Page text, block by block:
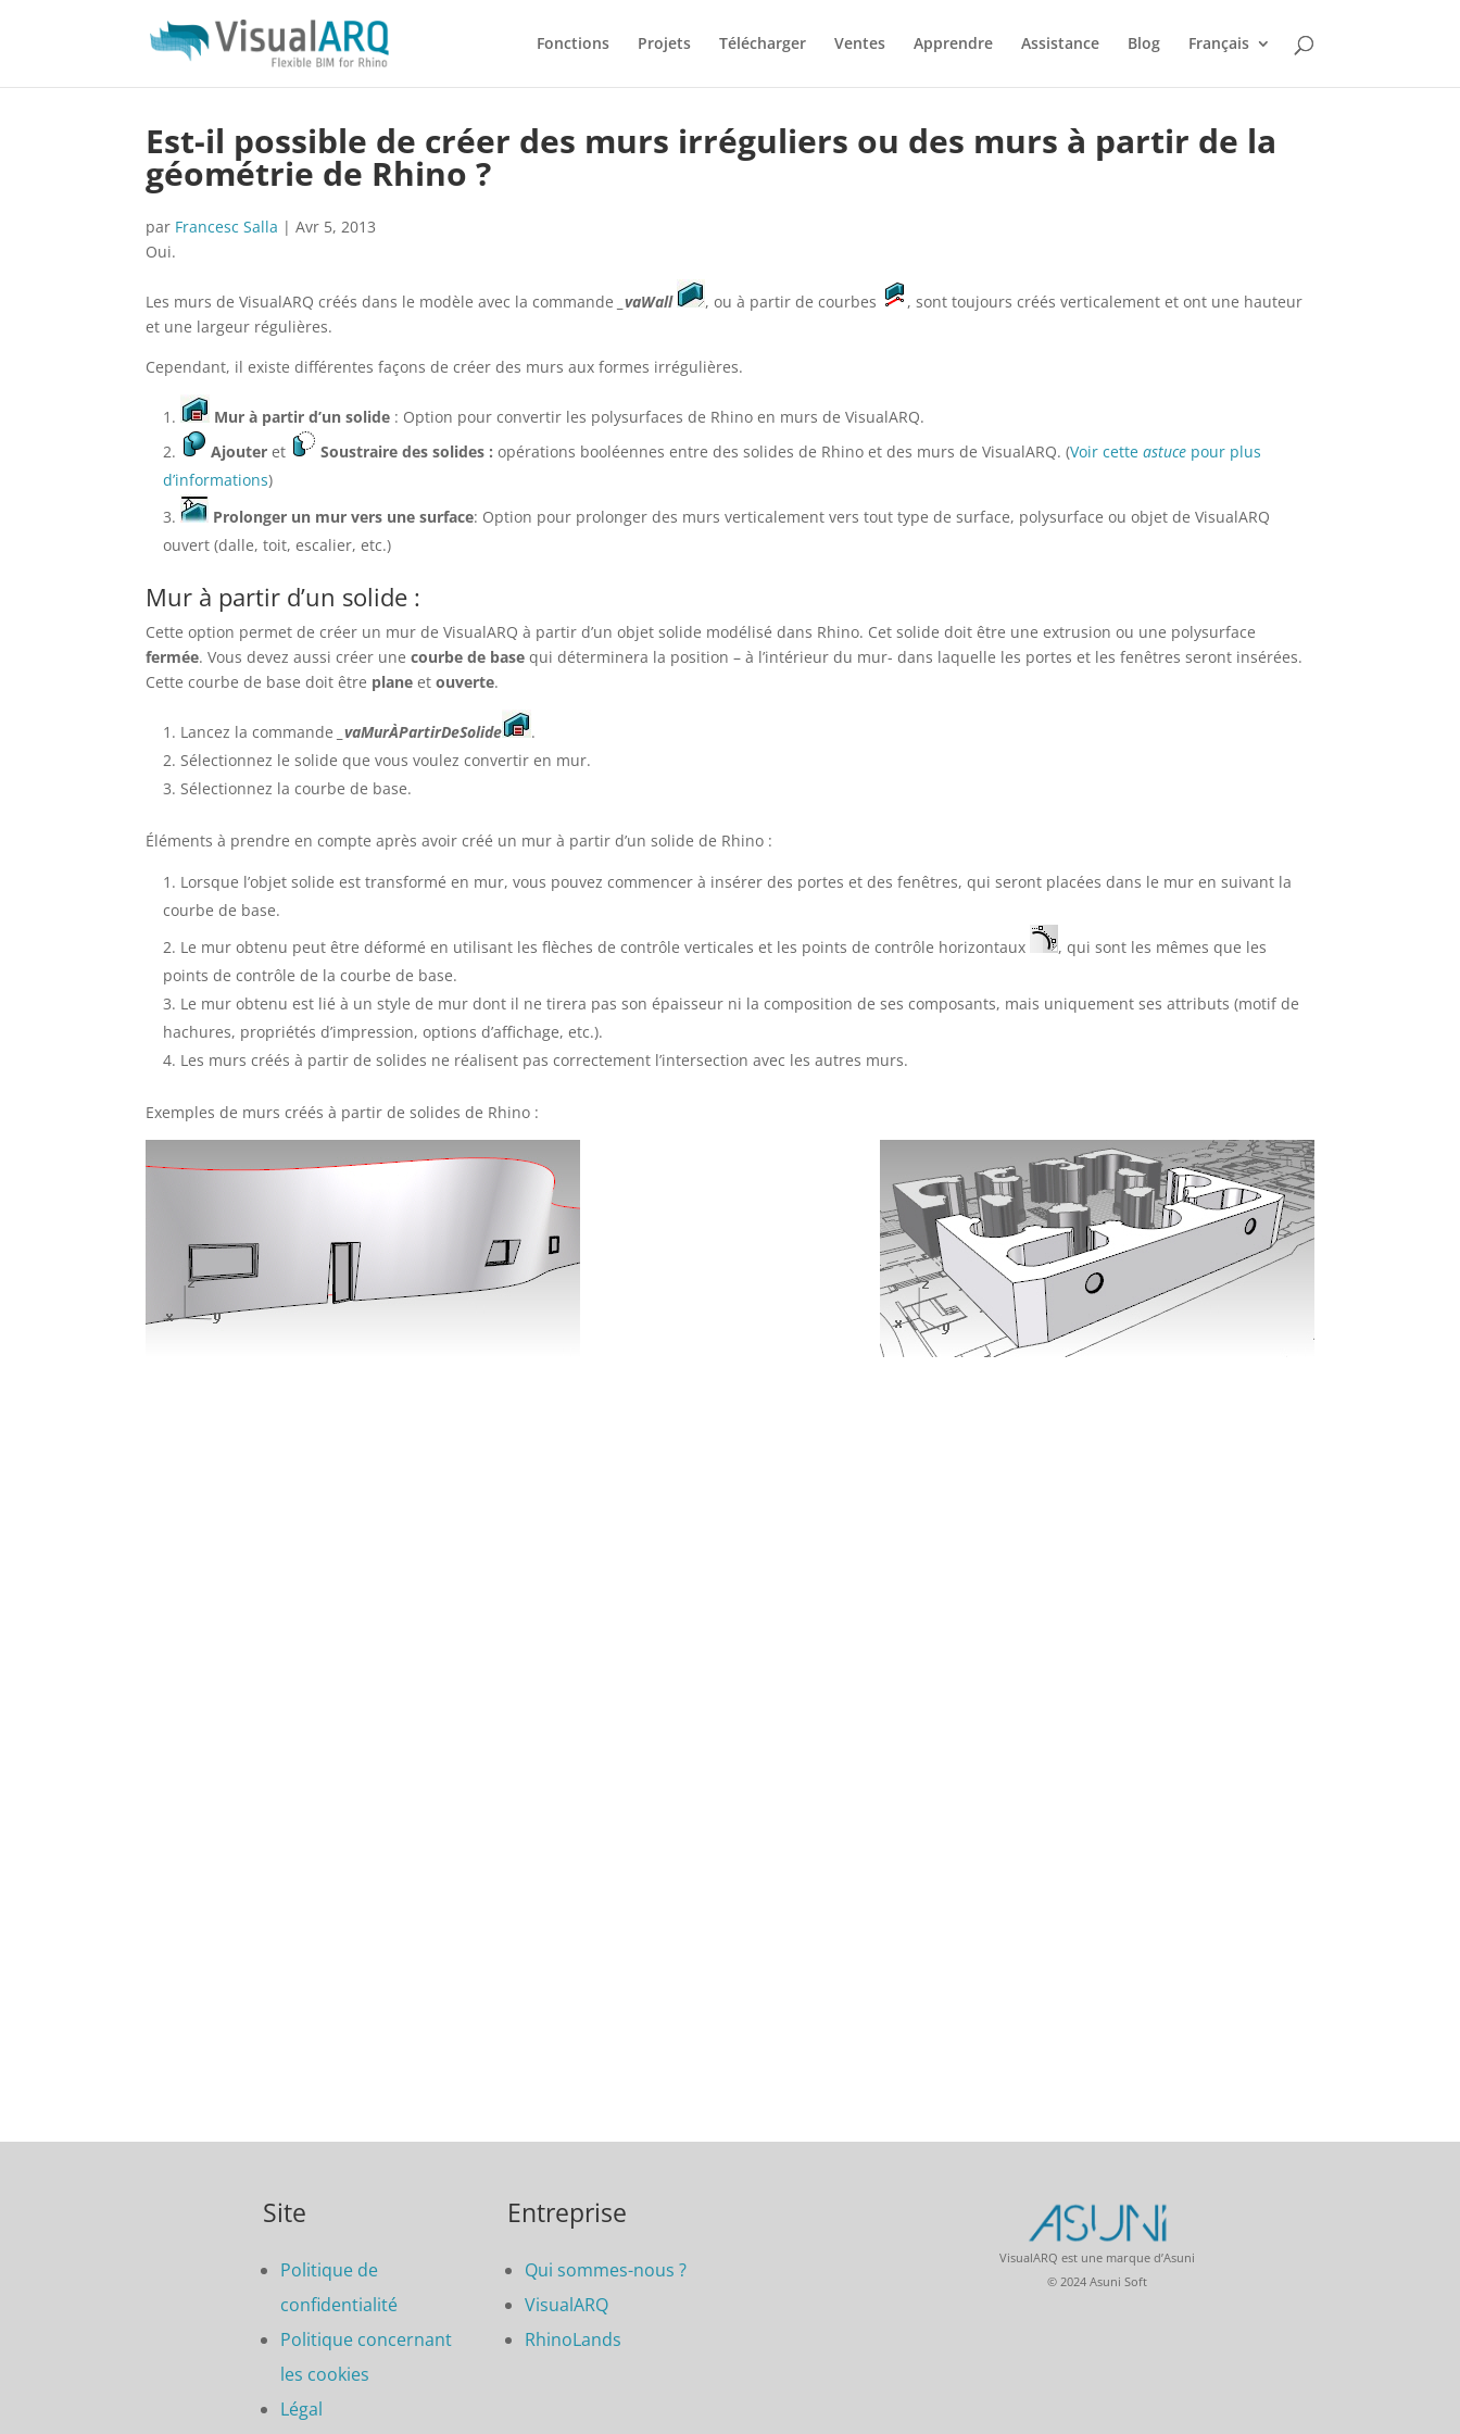
Fonctions Projets Télécharger Ventes Apprendre Assistance Blog Français
Est-il possible de créer des murs irréguliers ou des murs à partir de la
géométrie de Rhino ?
par Francesc Salla |Avr 5, 2013
Oui.
Les murs de VisualARQ créés dans le modèle avec la commande _vaWall , ou à partir de courbes
, sont toujours créés verticalement et ont une hauteur
et une largeur régulières.
Cependant, il existe différentes façons de créer des murs aux formes irrégulières.
Mur à partir d’un solide : Option pour convertir les polysurfaces de Rhino en murs de VisualARQ.
Ajouter et Soustraire des solides : opérations booléennes entre des solides de Rhino et des murs de VisualARQ. (Voir cetteastuce pour plus
d’informations)
Prolonger un mur vers une surface: Option pour prolonger des murs verticalement vers tout type de surface, polysurface ou objet de VisualARQ
ouvert (dalle, toit, escalier, etc.)
Mur à partir d’un solide :
Cette option permet de créer un mur de VisualARQ à partir d’un objet solide modélisé dans Rhino. Cet solide doit être une extrusion ou une polysurface
fermée. Vous devez aussi créer unecourbe de base qui déterminera la position – à l’intérieur du mur- dans laquelle les portes et les fenêtres seront insérées.
Cette courbe de base doit être plane etouverte.
Lancez la commande _vaMurÀPartirDeSolide
.
Sélectionnez le solide que vous voulez convertir en mur.
Sélectionnez la courbe de base.
Éléments à prendre en compte après avoir créé un mur à partir d’un solide de Rhino :
Lorsque l’objet solide est transformé en mur, vous pouvez commencer à insérer des portes et des fenêtres, qui seront placées dans le mur en suivant la
courbe de base.
Le mur obtenu peut être déformé en utilisant les flèches de contrôle verticales et les points de contrôle horizontaux
, qui sont les mêmes que les
points de contrôle de la courbe de base.
Le mur obtenu est lié à un style de mur dont il ne tirera pas son épaisseur ni la composition de ses composants, mais uniquement ses attributs (motif de
hachures, propriétés d’impression, options d’affichage, etc.).
Les murs créés à partir de solides ne réalisent pas correctement l’intersection avec les autres murs.
Exemples de murs créés à partir de solides de Rhino :
Site
Politique de
confidentialité
Politique concernant
les cookies
Légal
Entreprise
Qui sommes-nous ?
VisualARQ
RhinoLands
VisualARQ est une marque d’Asuni
© 2024 Asuni Soft